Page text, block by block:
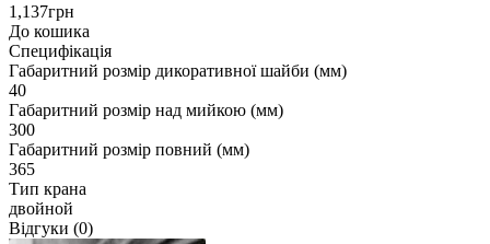
1,137грн
До кошика
Специфікація
Габаритний розмір дикоративної шайби (мм)
40
Габаритний розмір над мийкою (мм)
300
Габаритний розмір повний (мм)
365
Тип крана
двойной
Відгуки (0)